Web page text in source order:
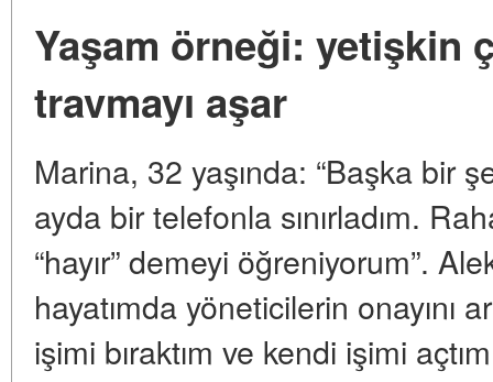
Yaşam örneği: yetişkin
travmayı aşar
Marina, 32 yaşında: “Başka bir
ayda bir telefonla sınırladım.
“hayır” demeyi öğreniyorum”.
hayatımda yöneticilerin onayını
işimi bıraktım ve kendi işimi